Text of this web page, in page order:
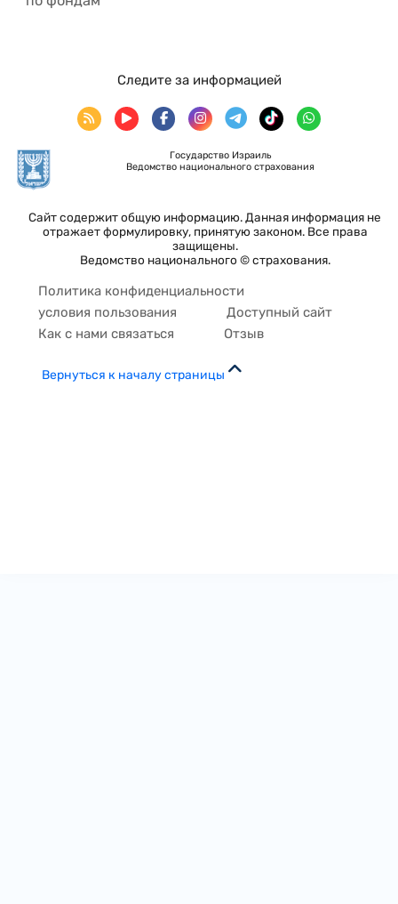
Государство Израиль
Ведомство национального страхования
Сайт содержит общую информацию. Данная информация не
отражает формулировку, принятую законом. Все права
защищены.
Ведомство национального © страхования.
Следите за информацией
Политика конфиденциальности
условия пользования
Доступный сайт
Как с нами связаться
Отзыв
Вернуться к началу страницы